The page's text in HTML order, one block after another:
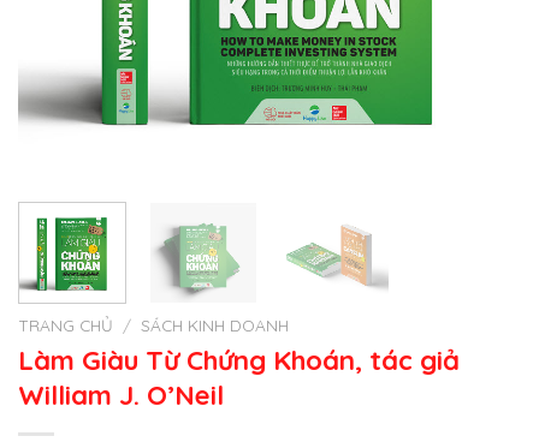
TRANG CHỦ / SÁCH KINH DOANH
Làm Giàu Từ Chứng Khoán, tác giả
William J. O’Neil